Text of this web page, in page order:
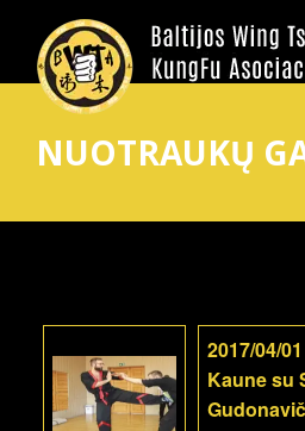
NUOTRAUKŲ
2017/04/
Kaune su